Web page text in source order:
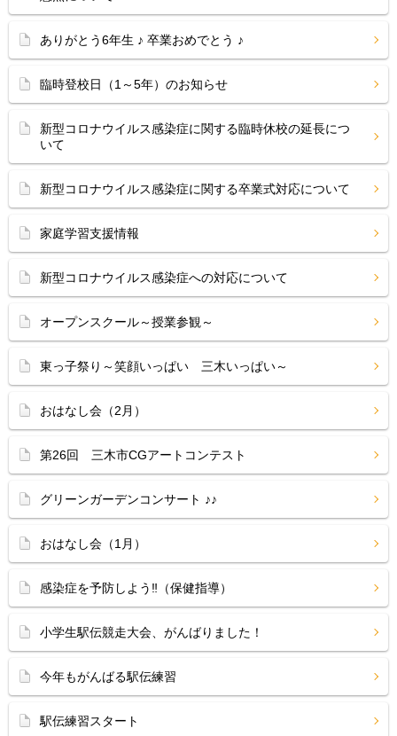
ありがとう6年生 ♪ 卒業おめでとう ♪
臨時登校日（1～5年）のお知らせ
新型コロナウイルス感染症に関する臨時休校の延長につ
いて
新型コロナウイルス感染症に関する卒業式対応について
家庭学習支援情報
新型コロナウイルス感染症への対応について
オープンスクール～授業参観～
東っ子祭り～笑顔いっぱい 三木いっぱい～
おはなし会（2月）
第26回 三木市CGアートコンテスト
グリーンガーデンコンサート ♪♪
おはなし会（1月）
感染症を予防しよう‼（保健指導）
小学生駅伝競走大会、がんばりました！
今年もがんばる駅伝練習
駅伝練習スタート